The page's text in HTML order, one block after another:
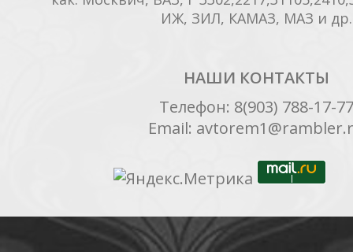
ИЖ, ЗИЛ, КАМАЗ, МАЗ и др.
НАШИ КОНТАКТЫ
Телефон: 8(903) 788-17-77
Email: